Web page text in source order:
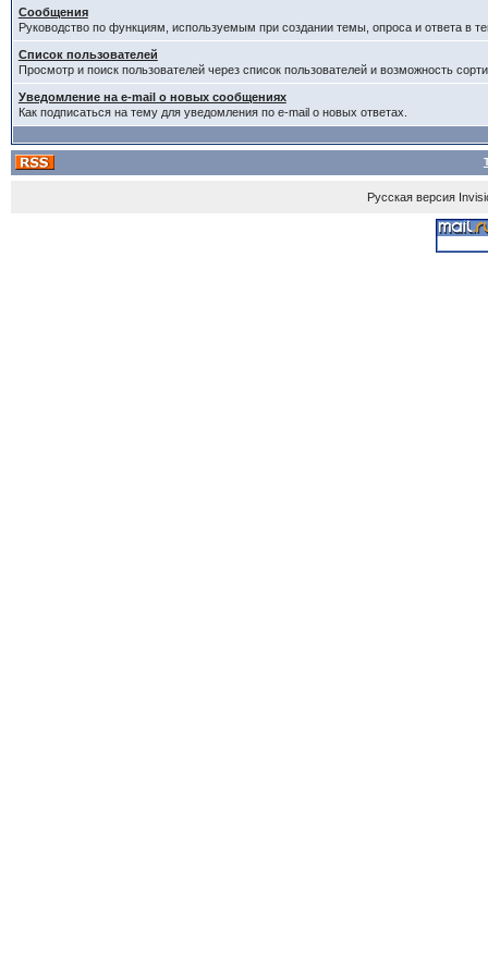
Сообщения
Руководство по функциям, используемым при создании темы, опроса и ответа в
Список пользователей
Просмотр и поиск пользователей через список пользователей и возможность
Уведомление на e-mail о новых сообщениях
Как подписаться на тему для уведомления по e-mail о новых ответах.
Русская версия